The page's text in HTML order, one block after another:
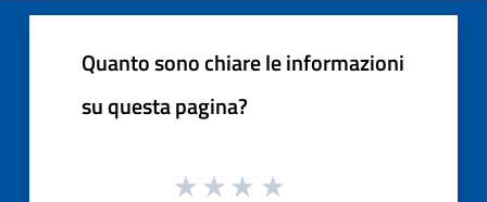
Quanto sono chiare le informazioni
su questa pagina?